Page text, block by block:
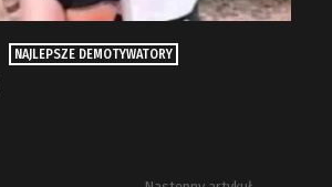
NAJLEPSZE DEMOTYWATORY